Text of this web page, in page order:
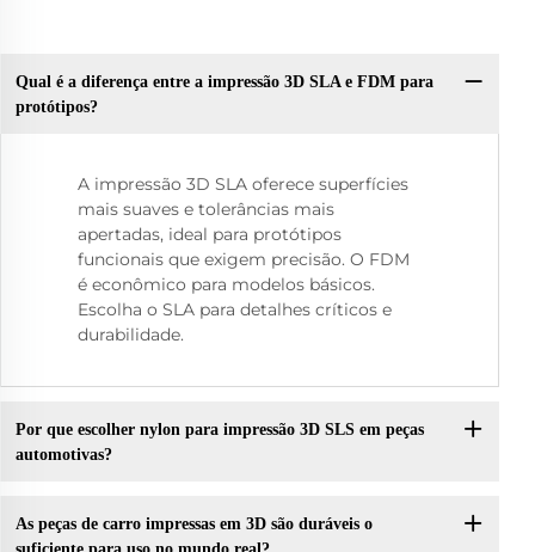
Qual é a diferença entre a impressão 3D SLA e FDM para
protótipos?
A impressão 3D SLA oferece superfícies
mais suaves e tolerâncias mais
apertadas, ideal para protótipos
funcionais que exigem precisão. O FDM
é econômico para modelos básicos.
Escolha o SLA para detalhes críticos e
durabilidade.
Por que escolher nylon para impressão 3D SLS em peças
automotivas?
As peças de carro impressas em 3D são duráveis o